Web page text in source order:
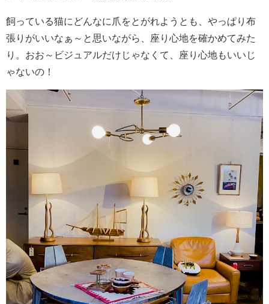
飼っている猫にどんなに爪をとがれようとも、やっぱり布
張りがいいなぁ～と思いながら、座り心地を確かめてみた
り。おお～ビジュアルだけじゃなくて、座り心地もいいじ
ゃないの！